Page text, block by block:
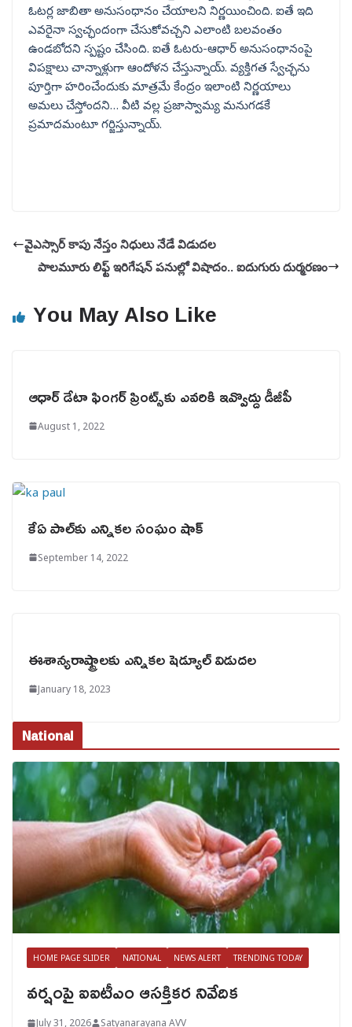
ఓటర్ల జాబితా అనుసంధానం చేయాలని నిర్ణయించింది. ఐతే ఇది
ఎవరైనా స్వచ్ఛందంగా చేసుకోవచ్చని ఎలాంటి బలవంతం
ఉండబోదని స్పష్టం చేసింది. ఐతే ఓటరు-ఆధార్ అనుసంధానంపై
విపక్షాలు చాన్నాళ్లుగా ఆందోళన చేస్తున్నాయ్. వ్యక్తిగత స్వేచ్ఛను
పూర్తిగా హరించేందుకు మాత్రమే కేంద్రం ఇలాంటి నిర్ణయాలు
అమలు చేస్తోందని… వీటి వల్ల ప్రజాస్వామ్య మనుగడకే
ప్రమాదమంటూ గర్జిస్తున్నాయ్.
వైఎస్సార్ కాపు నేస్తం నిధులు నేడే విడుదల
పాలమూరు లిఫ్ట్ ఇరిగేషన్ పనుల్లో విషాదం.. ఐదుగురు దుర్మరణం
You May Also Like
ఆధార్‌ డేటా ఫింగర్‌ ప్రింట్స్‌కు ఎవరికి ఇవ్వొద్దు డీజీపీ
August 1, 2022
కేఏ పాల్‌కు ఎన్నికల సంఘం షాక్
September 14, 2022
ఈశాన్యరాష్ట్రాలకు ఎన్నికల షెడ్యూల్ విడుదల
January 18, 2023
National
HOME PAGE SLIDER NATIONAL NEWS ALERT TRENDING TODAY
వర్షంపై ఐఐటీఎం ఆసక్తికర నివేదిక
July 31, 2026 Satyanarayana AVV